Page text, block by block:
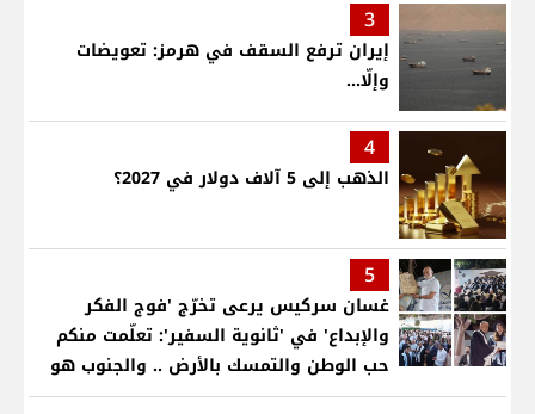
3
إيران ترفع السقف في هرمز: تعويضات
وإلّا...
4
الذهب إلى 5 آلاف دولار في 2027؟
5
غسان سركيس يرعى تخرّج 'فوج الفكر
والإبداع' في 'ثانوية السفير': تعلّمت منكم
حب الوطن والتمسك بالأرض .. والجنوب هو
عزة وكرامة لبنان